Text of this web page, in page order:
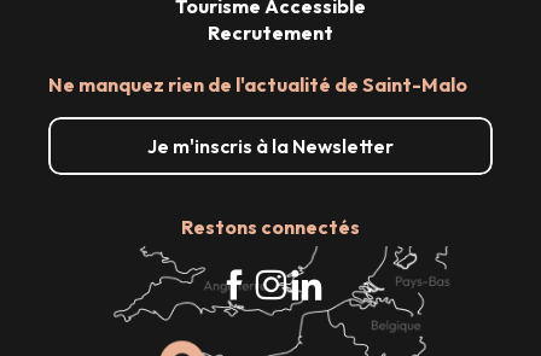
Ne manquez rien de l'actualité de Saint-Malo
Je m'inscris à la Newsletter
Restons connectés
Tourisme Accessible
Recrutement